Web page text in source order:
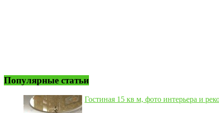
Популярные статьи
Гостиная 15 кв м, фото интерьера и